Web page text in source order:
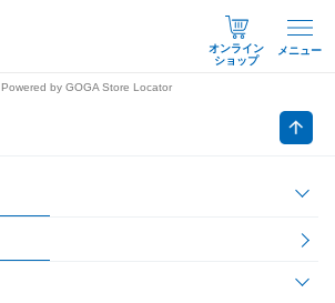
オンライン
ショップ
メニュー
Powered by GOGA Store Locator